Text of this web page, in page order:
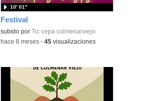
Festival
subido por Tic cepa colmenarviejo
10′ 01″
-hace 8 meses- 45visualizaciones